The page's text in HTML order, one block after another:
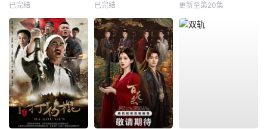
已完结 已完结 更新至第20集